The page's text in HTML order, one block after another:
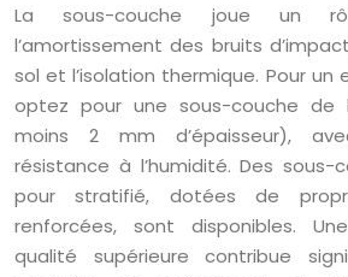
La sous-couche joue un
l’amortissement des bruits
sol et l’isolation thermique. Pour un
optez pour une sous-couche de
moins 2 mm d’épaisseur),
résistance à l’humidité. Des sous-
pour stratifié, dotées de
renforcées, sont disponibles.
qualité supérieure contribue